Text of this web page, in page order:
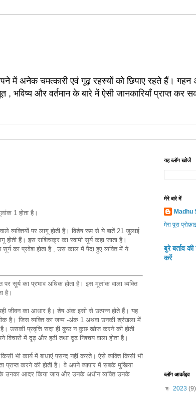
चमत्कारी एवं गूढ़ रहस्यों को छिपाए रहते हैं। गहन
, भविष्य और वर्तमान के बारे में ऐसी जानकारियाँ प्राप्त
1 होता है।
व्यक्तियों पर लागू होती हैं। विशेष रूप से ये बातें 21 जुलाई
हैं। इस राशिचक्र का स्वामी सूर्य कहा जाता है।
का प्रवेश होता है , उस काल में पैदा हुए व्यक्ति में ये
सूर्य का प्रभाव अधिक होता है। इस मूलांक वाला व्यक्ति
है।
जीवन का आधार है। शेष अंक इसी से उत्पन्न होते हैं। यह
है। जिस व्यक्ति का जन्म -अंक 1 अथवा उनकी श्रंखला में
उसकी प्रवृत्ति सदा ही कुछ न कुछ खोज करने की होती
में दृढ़ और हठी तथा दृढ़ निश्चय वाला होता है।
भी कार्य में बाधाएं पसन्द नहीं करते। ऐसे व्यक्ति किसी भी
प्राप्त करने की होती है। वे अपने व्यापार में सबके मुखिया
उनका आदर किया जाय और उनके अधीन व्यक्ति उनके
यह ब्लॉग खोजें
मेरे बारे में
Madhu
मेरा पूरा
बुरे बर्ताव
करें
ब्लॉग आर्काइव
▼ 2023 (9)